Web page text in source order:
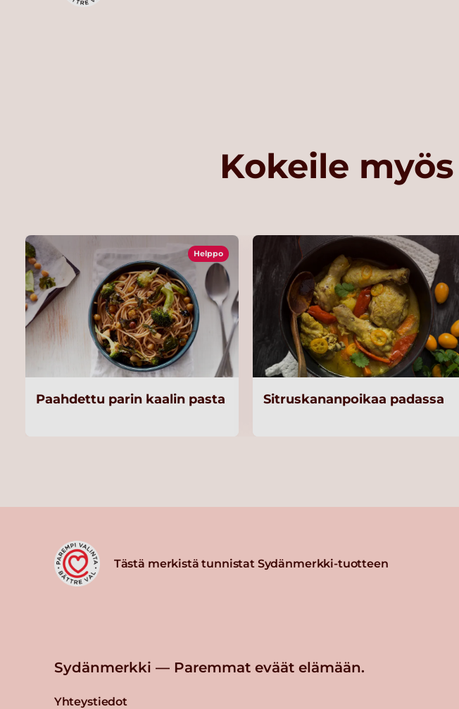
Kokeile
Helppo
Paahdettu parin kaalin pasta Sitruskananpoikaa padassa
Tästä merkistä tunnistat Sydänmerkki-tuotteen
Sydänmerkki — Paremmat eväät elämään.
Yhteystiedot